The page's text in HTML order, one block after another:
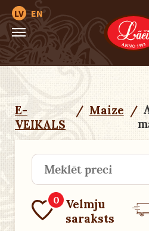
LV EN
E-
VEIKALS
/ Maize /
0 Velmju
saraksts